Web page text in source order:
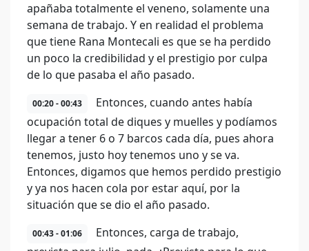
apañaba totalmente el veneno, solamente una
semana de trabajo. Y en realidad el problema
que tiene Rana Montecali es que se ha perdido
un poco la credibilidad y el prestigio por culpa
de lo que pasaba el año pasado.
00:20 - 00:43
Entonces, cuando antes había
ocupación total de diques y muelles y podíamos
llegar a tener 6 o 7 barcos cada día, pues ahora
tenemos, justo hoy tenemos uno y se va.
Entonces, digamos que hemos perdido prestigio
y ya nos hacen cola por estar aquí, por la
situación que se dio el año pasado.
00:43 - 01:06
Entonces, carga de trabajo,